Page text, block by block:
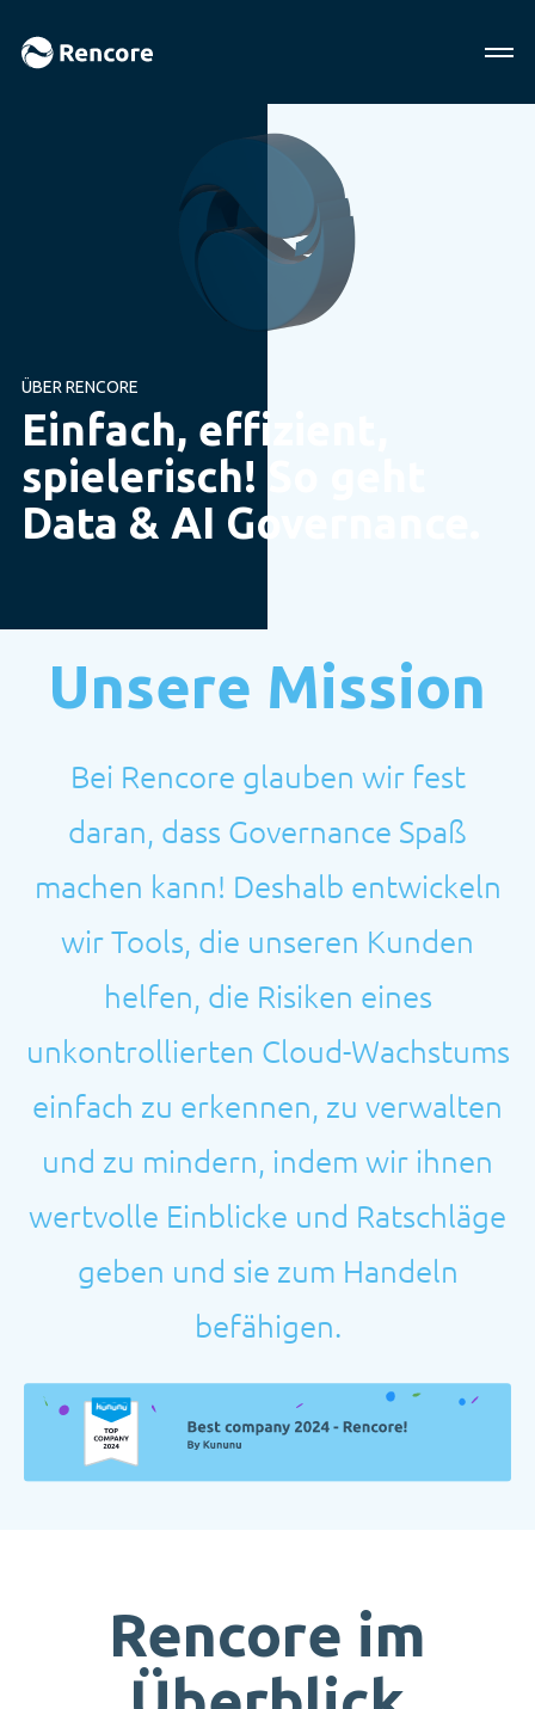
ÜBER RENCORE
Einfach, effizient,
spielerisch!
Data & AI Governance.
Unsere Mission
Bei Rencore glauben wir fest
daran, dass Governance Spaß
machen kann! Deshalb entwickeln
wir Tools, die unseren Kunden
helfen, die Risiken eines
unkontrollierten Cloud-Wachstums
einfach zu erkennen, zu verwalten
und zu mindern, indem wir ihnen
wertvolle Einblicke und Ratschläge
geben und sie zum Handeln
befähigen.
Rencore im